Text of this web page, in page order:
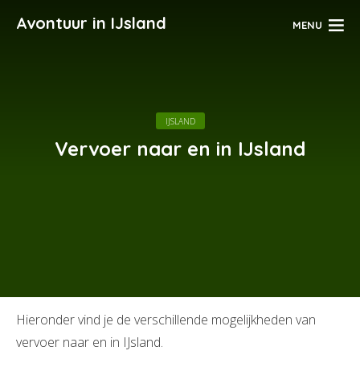
Avontuur in IJsland MENU
IJSLAND
Vervoer naar en in IJsland
Hieronder vind je de verschillende mogelijkheden van
vervoer naar en in IJsland.